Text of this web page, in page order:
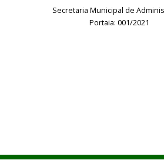
Secretaria Municipal de
Portaia: 001/2021